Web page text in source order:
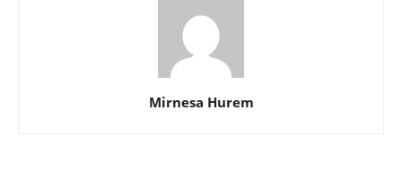
Mirnesa Hurem